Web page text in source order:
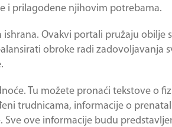
i prilagođene njihovim potrebama.
Ovakvi portali pružaju obilje
obroke radi zadovoljavanja
Tu možete pronaći tekstove o
trudnicama, informacije o
ove informacije budu